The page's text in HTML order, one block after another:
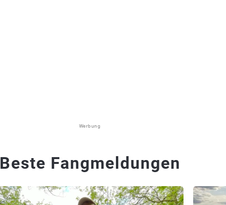
Werbung
Beste Fangmeldungen